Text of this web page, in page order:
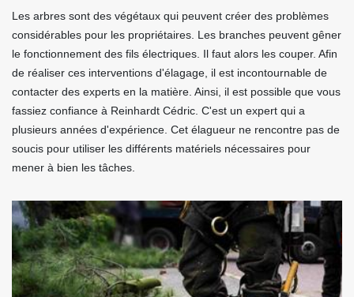
Les arbres sont des végétaux qui peuvent créer des problèmes
considérables pour les propriétaires. Les branches peuvent gêner
le fonctionnement des fils électriques. Il faut alors les couper. Afin
de réaliser ces interventions d'élagage, il est incontournable de
contacter des experts en la matière. Ainsi, il est possible que vous
fassiez confiance à Reinhardt Cédric. C'est un expert qui a
plusieurs années d'expérience. Cet élagueur ne rencontre pas de
soucis pour utiliser les différents matériels nécessaires pour
mener à bien les tâches.